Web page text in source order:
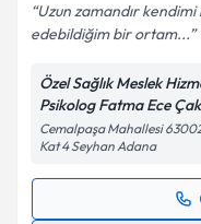
Uzun zamandır
edebildiğim bir ortam...
Özel Sağlık Meslek
Psikolog Fatma Ece
Cemalpaşa Mahallesi
Kat 4 Seyhan Adana
Randevu